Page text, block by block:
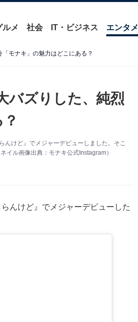
ルメ 社会 IT・ビジネス エンタメ
モナキ」の魅力はどこにある？
バズりした、純烈
けど』でメジャーデビューしました。そこ
イル画像出典：モナキ公式Instagram）
んけど』でメジャーデビューした